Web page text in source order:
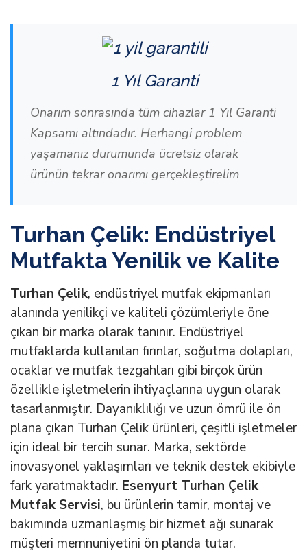
1 Yıl Garanti
Onarım sonrasında tüm cihazlar 1 Yıl Garanti
Kapsamı altındadır. Herhangi problem
yaşamanız durumunda ücretsiz olarak
ürünün tekrar onarımı gerçekleştirelim
Turhan Çelik: Endüstriyel
Mutfakta Yenilik ve Kalite
Turhan Çelik, endüstriyel mutfak ekipmanları
alanında yenilikçi ve kaliteli çözümleriyle öne
çıkan bir marka olarak tanınır. Endüstriyel
mutfaklarda kullanılan fırınlar, soğutma dolapları,
ocaklar ve mutfak tezgahları gibi birçok ürün
özellikle işletmelerin ihtiyaçlarına uygun olarak
tasarlanmıştır. Dayanıklılığı ve uzun ömrü ile ön
plana çıkan Turhan Çelik ürünleri, çeşitli işletmeler
için ideal bir tercih sunar. Marka, sektörde
inovasyonel yaklaşımları ve teknik destek ekibiyle
fark yaratmaktadır. Esenyurt Turhan Çelik
Mutfak Servisi, bu ürünlerin tamir, montaj ve
bakımında uzmanlaşmış bir hizmet ağı sunarak
müşteri memnuniyetini ön planda tutar.